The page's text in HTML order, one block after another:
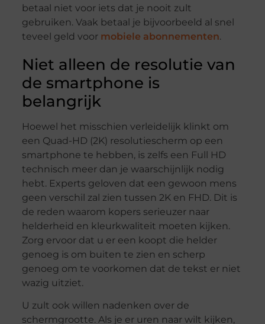
betaal niet voor iets dat je nooit zult
gebruiken. Vaak betaal je bijvoorbeeld al snel
teveel geld voor mobiele abonnementen.
Niet alleen de resolutie van
de smartphone is
belangrijk
Hoewel het misschien verleidelijk klinkt om
een ​​Quad-HD (2K) resolutiescherm op een
smartphone te hebben, is zelfs een Full HD
technisch meer dan je waarschijnlijk nodig
hebt. Experts geloven dat een gewoon mens
geen verschil zal zien tussen 2K en FHD. Dit is
de reden waarom kopers serieuzer naar
helderheid en kleurkwaliteit moeten kijken.
Zorg ervoor dat u er een koopt die helder
genoeg is om buiten te zien en scherp
genoeg om te voorkomen dat de tekst er niet
wazig uitziet.
U zult ook willen nadenken over de
schermgrootte. Als je er uren naar wilt kijken,